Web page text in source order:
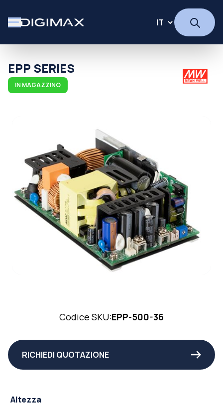
EPP SERIES
IN MAGAZZINO
Codice SKU:EPP-500-36
RICHIEDI QUOTAZIONE
Altezza